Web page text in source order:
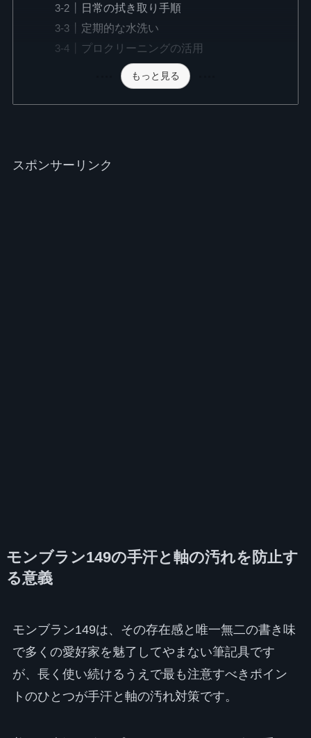
日常の拭き取り手順
定期的な水洗い
プロクリーニングの活用
もっと見る
スポンサーリンク
モンブラン149の手汗と軸の汚れを防止す
る意義
モンブラン149は、その存在感と唯一無二の書き味
で多くの愛好家を魅了してやまない筆記具です
が、長く使い続けるうえで最も注意すべきポイン
トのひとつが手汗と軸の汚れ対策です。